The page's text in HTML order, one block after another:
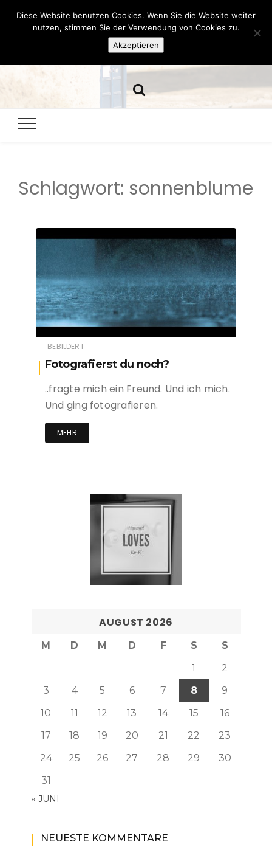
Hazamelistan
Schlagwort: sonnenblume
BEBILDERT
Fotografierst du noch?
..fragte mich ein Freund. Und ich mich.
Und ging fotografieren.
MEHR
AUGUST 2026
M D M D F S
S
1
2
3
4 5 6 7 8
9
10
11 12 13 14 15
16
17
18 19 20 21 22
23
24
25 26 27 28 29
30
31
« JUNI
NEUESTE KOMMENTARE
Diese Website benutzen Cookies. Wenn Sie die Website weiter
nutzen, stimmen Sie der Verwendung von Cookies zu.
Akzeptieren